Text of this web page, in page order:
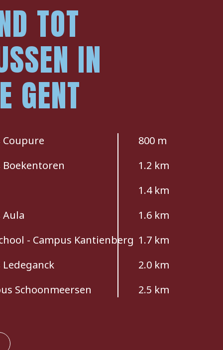
TOT
IN
GENT
Coupure
800 m
Boekentoren
1.2 km
1.4 km
Aula
1.6 km
- Campus Kantienberg 1.7 km
2.0 km
Schoonmeersen
2.5 km